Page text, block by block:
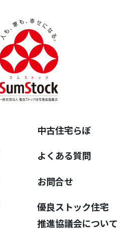
中古住宅らぼ
よくある質問
お問合せ
優良ストック住宅
推進協議会について